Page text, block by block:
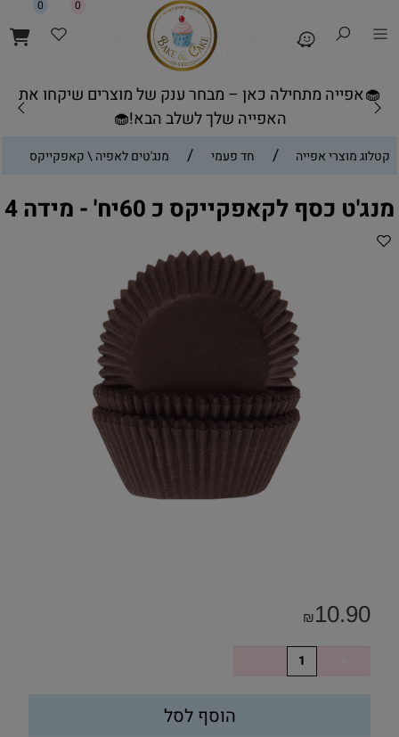
🧁אפייה מתחילה כאן – מבחר ענק של מוצרים שיקחו את
האפייה שלך לשלב הבא!🧁
0 0
קטלוג מוצרי אפייה / חד פעמי / מנג'טים לאפיה \ קאפקייקס
מנג'ט כסף לקאפקייקס כ 60יח' - מידה 4
₪10.90
הוסף לסל